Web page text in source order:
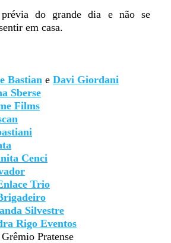
do grande dia e não se
em casa.
Bastian e Davi Giordani
Sberse
Films
Cenci
Trio
Silvestre
Rigo Eventos
Pratense